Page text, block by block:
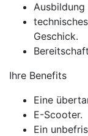
Ausbildung
Geschick.
Ihre Benefits
Eine
E-Scooter.
Ein